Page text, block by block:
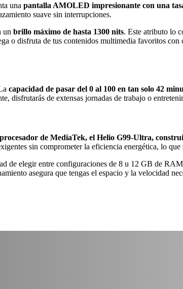
una pantalla AMOLED impresionante con una
suave sin interrupciones.
un brillo máximo de hasta 1300 nits. Este atributo lo
o disfruta de tus contenidos multimedia favoritos
capacidad de pasar del 0 al 100 en tan solo 42
disfrutarás de extensas jornadas de trabajo o
procesador de MediaTek, el Helio G99-Ultra,
sin comprometer la eficiencia energética, lo
de elegir entre configuraciones de 8 u 12 GB de
asegura que tengas el espacio y la velocidad